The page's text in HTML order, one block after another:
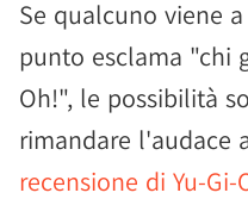
Se qualcuno viene
punto esclama "chi
Oh!", le possibilità
rimandare l'audace
recensione di Yu-